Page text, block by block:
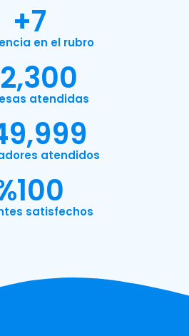
en el rubro
+7
atendidas
2,300
atendidos
satisfechos
100